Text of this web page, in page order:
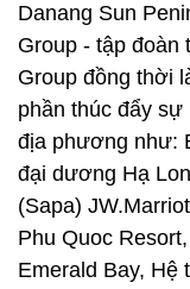
Danang Sun
Group - tập đoàn
Group đồng thời
phần thúc đẩy sự
địa phương như:
đại dương Hạ
(Sapa)
Phu Quoc
Emerald Bay, Hệ